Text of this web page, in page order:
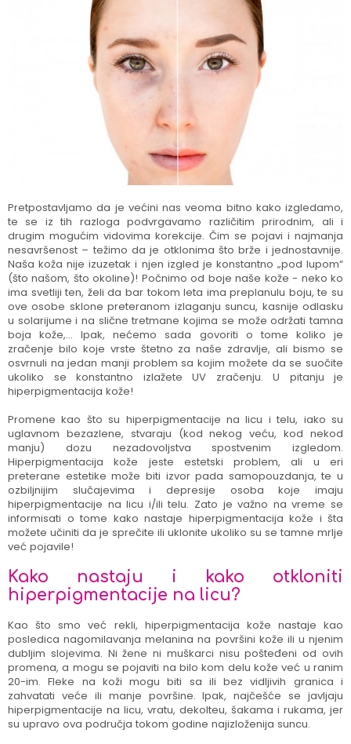
Pretpostavljamo da je većini nas veoma bitno kako izgledamo,
te se iz tih razloga podvrgavamo različitim prirodnim, ali i
drugim mogućim vidovima korekcije. Čim se pojavi i najmanja
nesavršenost – težimo da je otklonima što brže i jednostavnije.
Naša koža nije izuzetak i njen izgled je konstantno „pod lupom“
(što našom, što okoline)! Počnimo od boje naše kože - neko ko
ima svetliji ten, želi da bar tokom leta ima preplanulu boju, te su
ove osobe sklone preteranom izlaganju suncu, kasnije odlasku
u solarijume i na slične tretmane kojima se može održati tamna
boja kože,... Ipak, nećemo sada govoriti o tome koliko je
zračenje bilo koje vrste štetno za naše zdravlje, ali bismo se
osvrnuli na jedan manji problem sa kojim možete da se suočite
ukoliko se konstantno izlažete UV zračenju. U pitanju je
hiperpigmentacija kože!
Promene kao što su hiperpigmentacije na licu i telu, iako su
uglavnom bezazlene, stvaraju (kod nekog veću, kod nekod
manju) dozu nezadovoljstva spostvenim izgledom.
Hiperpigmentacija kože jeste estetski problem, ali u eri
preterane estetike može biti izvor pada samopouzdanja, te u
ozbiljnijim slučajevima i depresije osoba koje imaju
hiperpigmentacije na licu i/ili telu. Zato je važno na vreme se
informisati o tome kako nastaje hiperpigmentacija kože i šta
možete učiniti da je sprečite ili uklonite ukoliko su se tamne mrlje
već pojavile!
Kako nastaju i kako otkloniti
hiperpigmentacije na licu?
Kao što smo već rekli, hiperpigmentacija kože nastaje kao
posledica nagomilavanja melanina na površini kože ili u njenim
dubljim slojevima. Ni žene ni muškarci nisu pošteđeni od ovih
promena, a mogu se pojaviti na bilo kom delu kože već u ranim
20-im. Fleke na koži mogu biti sa ili bez vidljivih granica i
zahvatati veće ili manje površine. Ipak, najčešće se javljaju
hiperpigmentacije na licu, vratu, dekolteu, šakama i rukama, jer
su upravo ova područja tokom godine najizloženija suncu.